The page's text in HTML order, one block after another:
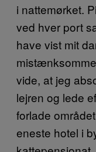
i nattemørket.
ved hver port
have vist mit
vide, at jeg
lejren og lede
forlade
eneste hotel i